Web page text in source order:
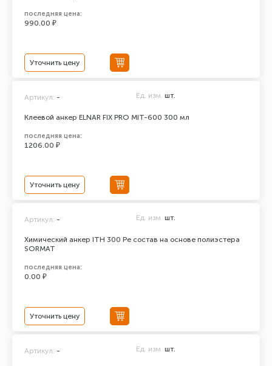
последняя цена:
990.00 ₽
Уточнить цену
Клеевой анкер ELNAR FIX PRO MIT-600 300 мл
Артикул: - Ед. изм. шт.
последняя цена:
1206.00 ₽
Уточнить цену
Химический анкер ITH 300 Pe состав на основе полиэстера
SORMAT
Артикул: - Ед. изм. шт.
последняя цена:
0.00 ₽
Уточнить цену
Артикул: - Ед. изм. шт.